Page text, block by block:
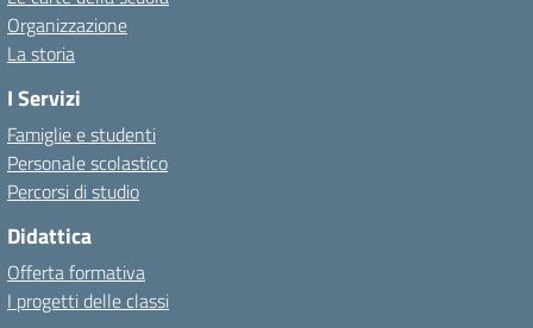
Organizzazione
La storia
I Servizi
Famiglie e studenti
Personale scolastico
Percorsi di studio
Didattica
Offerta formativa
I progetti delle classi